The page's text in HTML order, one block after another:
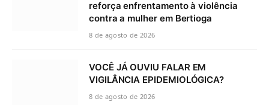
reforça enfrentamento à violência
contra a mulher em Bertioga
8 de agosto de 2026
VOCÊ JÁ OUVIU FALAR EM
VIGILÂNCIA EPIDEMIOLÓGICA?
8 de agosto de 2026